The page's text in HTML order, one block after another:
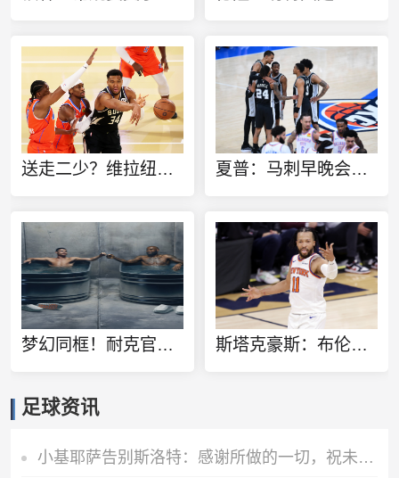
送走二少？维拉纽瓦：雷霆该用切特+多特+杰伦威去换字母哥 夏普：马刺早晚会送走福克斯 哈珀太强了不能总让他打替补
梦幻同框！耐克官方晒詹姆斯C罗同泡冰水浴广告：定义伟大 斯塔克豪斯：布伦森13岁就很特别 那时他就会侧步创造空间
足球资讯
小基耶萨告别斯洛特：感谢所做的一切，祝未来一切顺利